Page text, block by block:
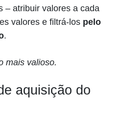
– atribuir valores a cada
valores e filtrá-los pelo
.
mais valioso.
aquisição do